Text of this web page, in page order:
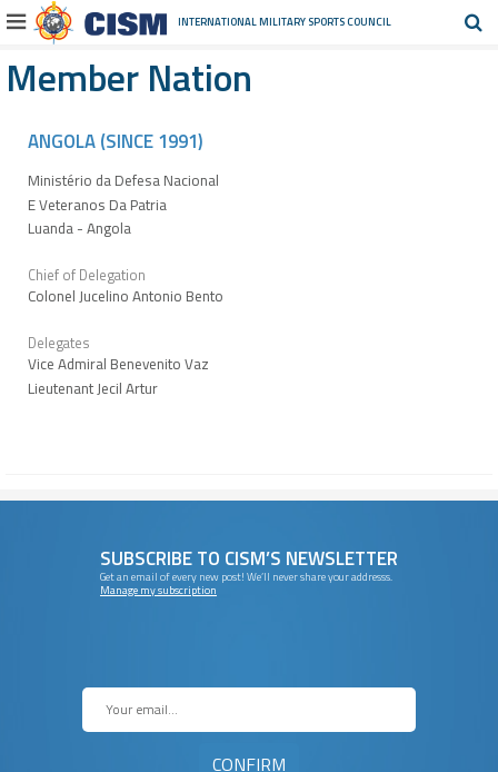
INTERNATIONAL MILITARY SPORTS COUNCIL
Member Nation
ANGOLA (SINCE 1991)
Ministério da Defesa Nacional
E Veteranos Da Patria
Luanda - Angola
Chief of Delegation
Colonel Jucelino Antonio Bento
Delegates
Vice Admiral Benevenito Vaz
Lieutenant Jecil Artur
SUBSCRIBE TO CISM’S NEWSLETTER
Get an email of every new post! We’ll never share your addresss.
Manage my subscription